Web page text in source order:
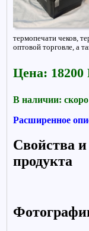
термопечати чеков,
оптовой торговле, а
Цена:
В наличии:
Расширенное
Свойства
продукта